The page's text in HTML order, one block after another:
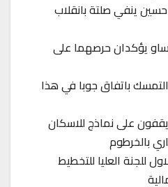
ينفي صلتة بانقلاب
يؤكدان حرصهما على
باتفاق جوبا في هذا
على نماذج للاسكان
بالخرطوم
للجنة العليا للتخطيط